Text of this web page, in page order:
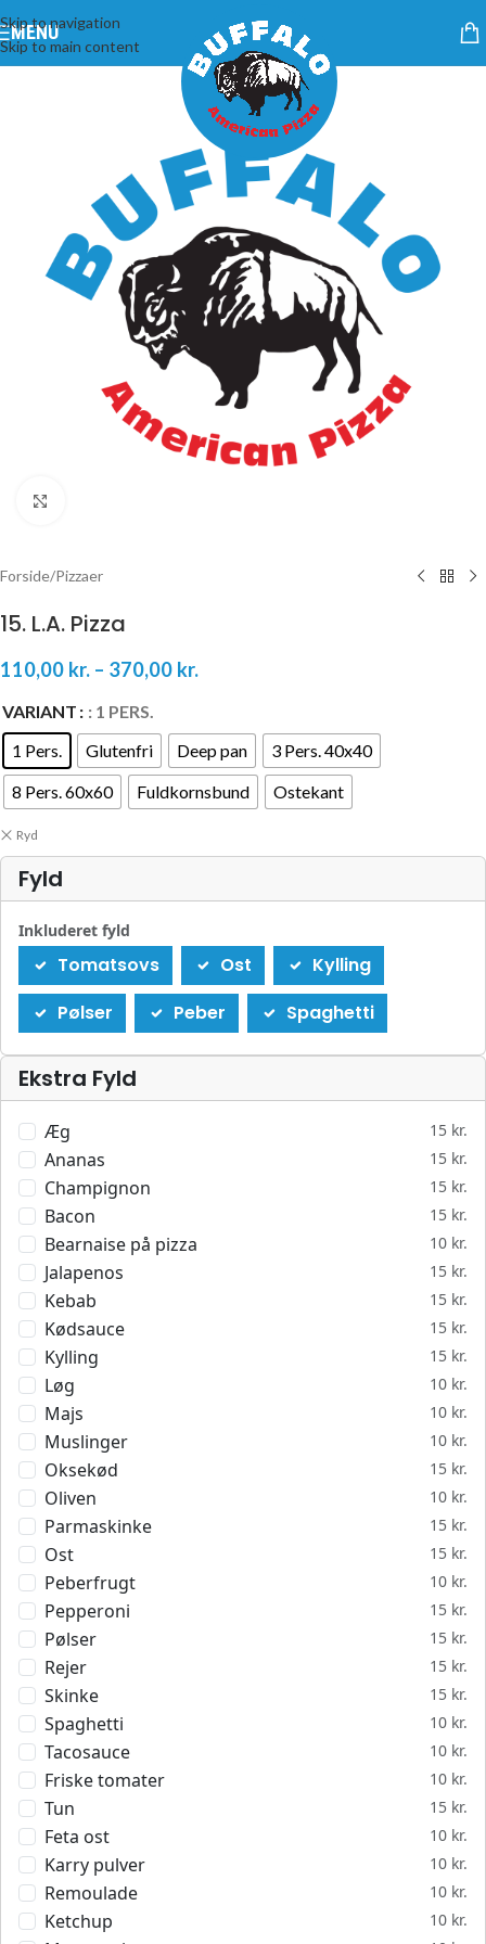
Skip to navigation
Skip to main content
MENU
Forside/Pizzaer
15. L.A. Pizza
110,00 kr. – 370,00 kr.
VARIANT
: 1 PERS.
1 Pers.
Glutenfri Deep pan
3 Pers. 40x40
8 Pers. 60x60
Fuldkornsbund Ostekant
Ryd